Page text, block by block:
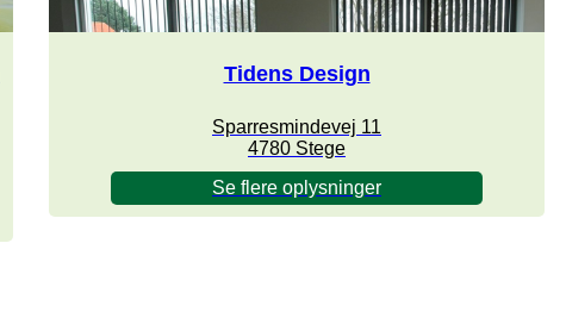
Tidens Design
Sparresmindevej 11
4780 Stege
Se flere oplysninger